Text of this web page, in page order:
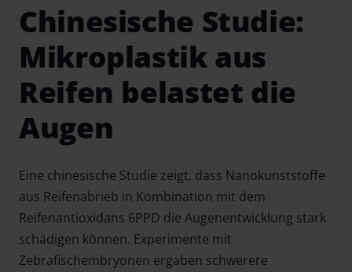
Chinesische Studie:
Mikroplastik aus
Reifen belastet die
Augen
Eine chinesische Studie zeigt, dass Nanokunststoffe
aus Reifenabrieb in Kombination mit dem
Reifenantioxidans 6PPD die Augenentwicklung stark
schädigen können. Experimente mit
Zebrafischembryonen ergaben schwerere